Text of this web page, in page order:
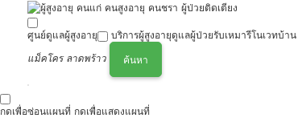
ศูนย์ดูแลผู้สูงอายุ บริการผู้สูงอายุดูแลผู้ป่วยรับเหมารีโนเวทบ้า
แม็คโคร ลาดพร้าว
ค้นหา
กดเพื่อซ่อนแผนที่ กดเพื่อแสดงแผนที่